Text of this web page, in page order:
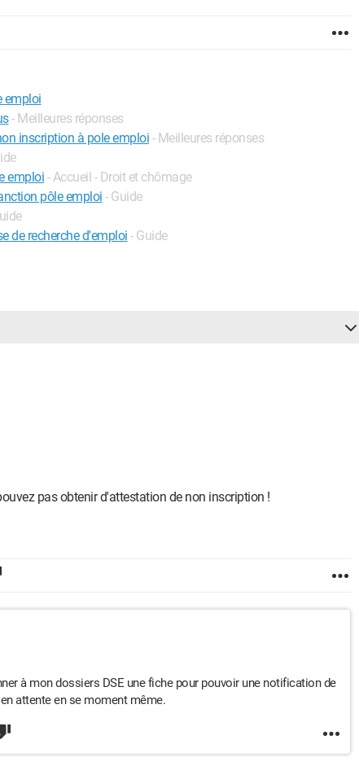
emploi
- Meilleures réponses
inscription à pole emploi - Meilleures réponses
emploi - Accueil - Droit et chômage
pôle emploi - Guide
de recherche d'emploi - Guide
pas obtenir d'attestation de non inscription !
à mon dossiers DSE une fiche pour pouvoir une notification de
attente en se moment même.